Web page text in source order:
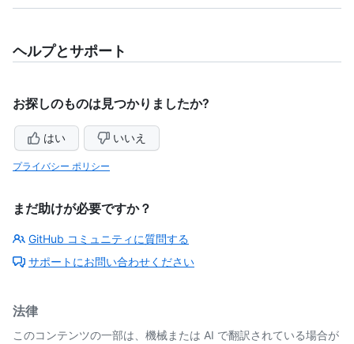
ヘルプとサポート
お探しのものは見つかりましたか?
はい いいえ
プライバシー ポリシー
まだ助けが必要ですか？
GitHub コミュニティに質問する
サポートにお問い合わせください
法律
このコンテンツの一部は、機械または AI で翻訳されている場合が